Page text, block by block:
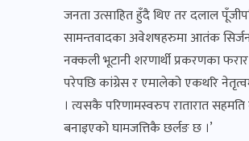
जनता उत्साहित हुँदै थिए तर दलाल
सामन्तवादका अवेशषहरुमा आतंक
नक्कली भूटानी शरणार्थी प्रकरणका
परेपछि कांग्रेस र एमालेको एकथरि
। त्यसकै परिणामस्वरुप रातारात
बनाइएको घामजत्तिकै छर्लङ छ ।’